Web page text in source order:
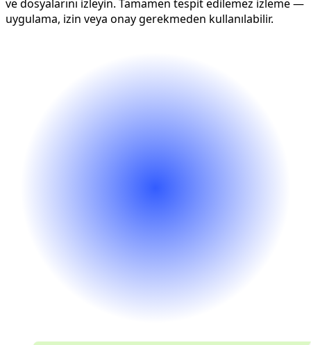
ve dosyalarını izleyin. Tamamen tespit edilemez izleme —
uygulama, izin veya onay gerekmeden kullanılabilir.